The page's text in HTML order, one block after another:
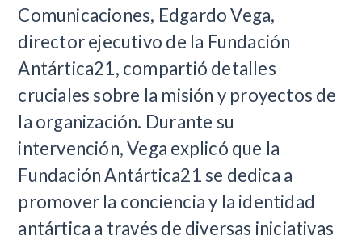
Comunicaciones, Edgardo Vega,
director ejecutivo de la Fundación
Antártica21, compartió detalles
cruciales sobre la misión y proyectos de
la organización. Durante su
intervención, Vega explicó que la
Fundación Antártica21 se dedica a
promover la conciencia y la identidad
antártica a través de diversas iniciativas